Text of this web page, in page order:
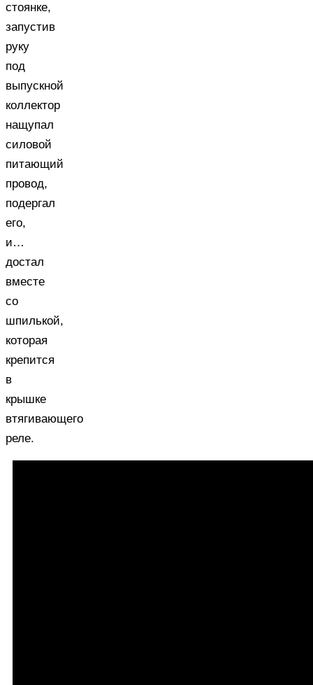
стоянке,
запустив
руку
под
выпускной
коллектор
нащупал
силовой
питающий
провод,
подергал
его,
и…
достал
вместе
со
шпилькой,
которая
крепится
в
крышке
втягивающего
реле.